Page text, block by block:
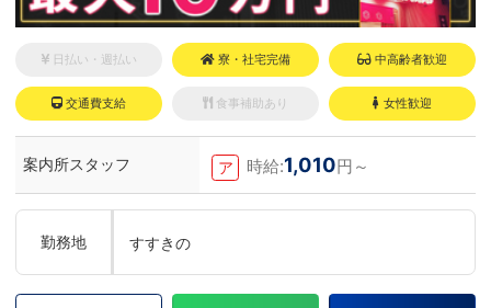
日払い・週払い 寮・社宅完備 中高齢者歓迎
交通費支給 食事補助あり 女性歓迎
案内所スタッフ ア 時給:1,010円～
勤務地 すすきの